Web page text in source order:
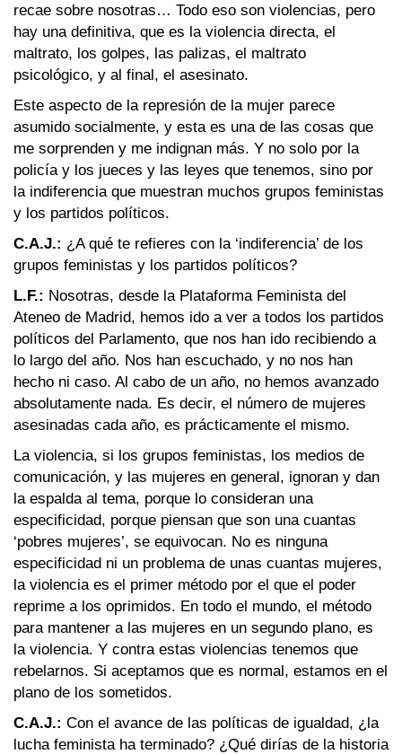
recae sobre nosotras… Todo eso son violencias, pero
hay una definitiva, que es la violencia directa, el
maltrato, los golpes, las palizas, el maltrato
psicológico, y al final, el asesinato.
Este aspecto de la represión de la mujer parece
asumido socialmente, y esta es una de las cosas que
me sorprenden y me indignan más. Y no solo por la
policía y los jueces y las leyes que tenemos, sino por
la indiferencia que muestran muchos grupos feministas
y los partidos políticos.
C.A.J.: ¿A qué te refieres con la ‘indiferencia’ de los
grupos feministas y los partidos políticos?
L.F.: Nosotras, desde la Plataforma Feminista del
Ateneo de Madrid, hemos ido a ver a todos los partidos
políticos del Parlamento, que nos han ido recibiendo a
lo largo del año. Nos han escuchado, y no nos han
hecho ni caso. Al cabo de un año, no hemos avanzado
absolutamente nada. Es decir, el número de mujeres
asesinadas cada año, es prácticamente el mismo.
La violencia, si los grupos feministas, los medios de
comunicación, y las mujeres en general, ignoran y dan
la espalda al tema, porque lo consideran una
especificidad, porque piensan que son una cuantas
‘pobres mujeres’, se equivocan. No es ninguna
especificidad ni un problema de unas cuantas mujeres,
la violencia es el primer método por el que el poder
reprime a los oprimidos. En todo el mundo, el método
para mantener a las mujeres en un segundo plano, es
la violencia. Y contra estas violencias tenemos que
rebelarnos. Si aceptamos que es normal, estamos en el
plano de los sometidos.
C.A.J.: Con el avance de las políticas de igualdad, ¿la
lucha feminista ha terminado? ¿Qué dirías de la historia